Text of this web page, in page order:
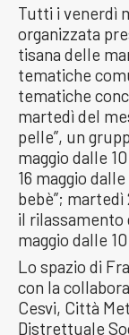
Tutti i venerdì
organizzata
tisana delle
tematiche
tematiche
martedì del
pelle”, un
maggio dalle
16 maggio
bebè”; martedì
il rilassamento
maggio dalle
Lo spazio di
con la
Cesvi, Città
Distrettuale